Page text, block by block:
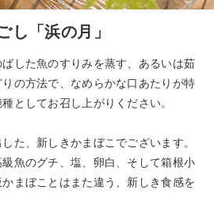
し「浜の月」
した魚のすりみを蒸す、あるいは茹
の方法で、なめらかな口あたりが特
としてお召し上がりください。
た、新しきかまぼこでございます。
魚のグチ、塩、卵白、そして箱根小
まぼことはまた違う、新しき食感を